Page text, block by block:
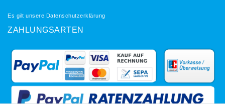
Es gilt unsere Datenschutzerklärung
ZAHLUNGSARTEN